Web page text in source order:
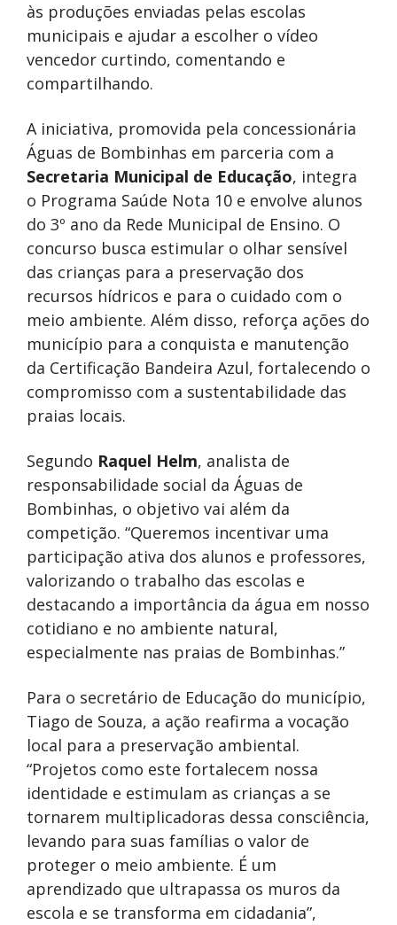
às produções enviadas pelas escolas
municipais e ajudar a escolher o vídeo
vencedor curtindo, comentando e
compartilhando.
A iniciativa, promovida pela concessionária
Águas de Bombinhas em parceria com a
Secretaria Municipal de Educação, integra
o Programa Saúde Nota 10 e envolve alunos
do 3º ano da Rede Municipal de Ensino. O
concurso busca estimular o olhar sensível
das crianças para a preservação dos
recursos hídricos e para o cuidado com o
meio ambiente. Além disso, reforça ações do
município para a conquista e manutenção
da Certificação Bandeira Azul, fortalecendo o
compromisso com a sustentabilidade das
praias locais.
Segundo Raquel Helm, analista de
responsabilidade social da Águas de
Bombinhas, o objetivo vai além da
competição. “Queremos incentivar uma
participação ativa dos alunos e professores,
valorizando o trabalho das escolas e
destacando a importância da água em nosso
cotidiano e no ambiente natural,
especialmente nas praias de Bombinhas.”
Para o secretário de Educação do município,
Tiago de Souza, a ação reafirma a vocação
local para a preservação ambiental.
“Projetos como este fortalecem nossa
identidade e estimulam as crianças a se
tornarem multiplicadoras dessa consciência,
levando para suas famílias o valor de
proteger o meio ambiente. É um
aprendizado que ultrapassa os muros da
escola e se transforma em cidadania”,